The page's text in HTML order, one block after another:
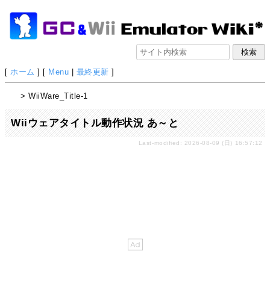
[ホーム ] [ Menu 最終更新 ]
> WiiWare_Title-1
Wiiウェアタイトル動作状況 あ～と
Last-modified: 2026-08-09 (日) 16:57:12